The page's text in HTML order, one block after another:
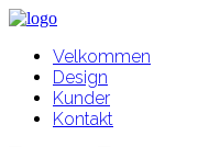
Velkommen
Design
Kunder
Kontakt